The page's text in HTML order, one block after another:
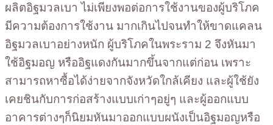
ผลิตอิฐมวลเบา ไม่เพียงพอต่อการใช้งานของผู้บริโภค
มีความต้องการใช้งาน มากเกินไปจนทำให้ขาดแคลน
อิฐมวลเบาอย่างหนัก ผู้บริโภคในพระราม 2 จึงหันมา
ใช้อิฐมอญ หรืออิฐแดงกันมากขึ้นจากแต่ก่อน เพราะ
สามารถหาซื้อได้ง่ายจากจังหวัดใกล้เคียง และผู้ใช้ยัง
เคยชินกับการก่อสร้างแบบเก่าๆอยู่ๆ และผู้ออกแบบ
อาคารต่างๆก็นิยมหันมาออกแบบผนังเป็นอิฐมอญหรือ